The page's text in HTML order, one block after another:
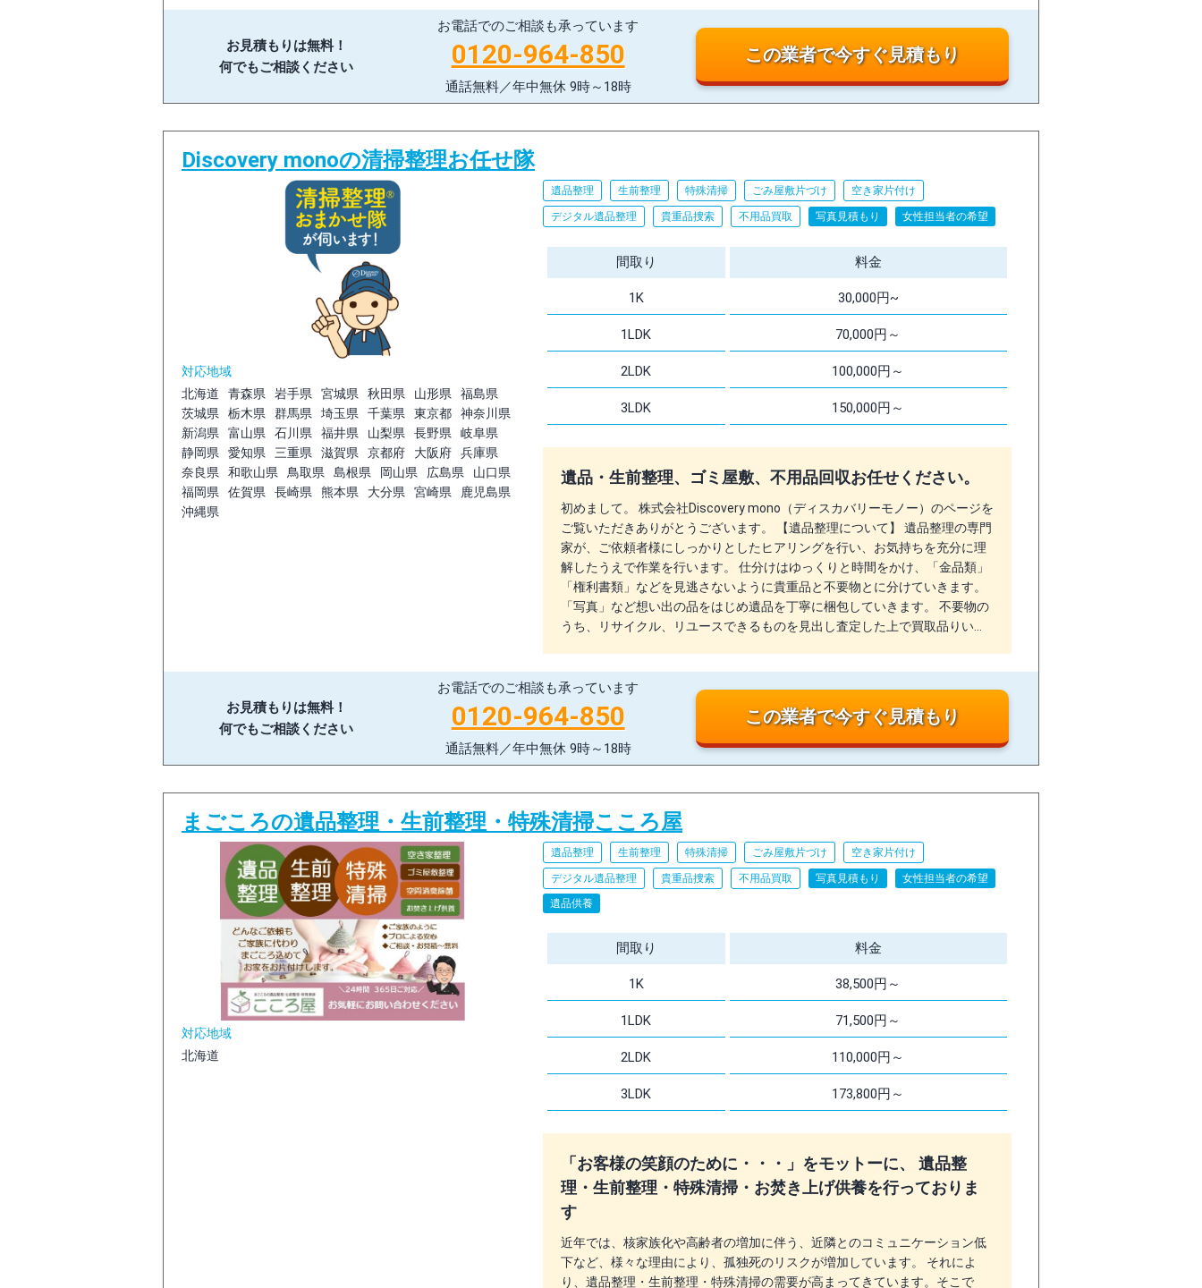
お見積もりは無料！
何でもご相談ください
お電話でのご相談も承っています
0120-964-850
通話無料／年中無休 9時～18時
この業者で今すぐ見積もり
Discovery monoの清掃整理お任せ隊
対応地域
北海道
青森県 岩手県 宮城県 秋田県 山形県
福島県
茨城県
栃木県 群馬県 埼玉県 千葉県 東京都
神奈川県
新潟県
富山県 石川県 福井県 山梨県 長野県
岐阜県
静岡県
愛知県 三重県 滋賀県 京都府 大阪府
兵庫県
奈良県
和歌山県 鳥取県 島根県 岡山県 広島県
山口県
福岡県
佐賀県 長崎県 熊本県 大分県 宮崎県
鹿児島県
沖縄県
遺品整理 生前整理 特殊清掃 ごみ屋敷片づけ 空き家片付け
デジタル遺品整理 貴重品捜索 不用品買取 写真見積もり 女性担当者の希望
間取り 料金
1K 30,000円~
1LDK 70,000円～
2LDK 100,000円～
3LDK 150,000円～
遺品・生前整理、ゴミ屋敷、不用品回収お任せください。
初めまして。 株式会社Discovery mono（ディスカバリーモノー）のページを
ご覧いただきありがとうございます。 【遺品整理について】 遺品整理の専門
家が、ご依頼者様にしっかりとしたヒアリングを行い、お気持ちを充分に理
解したうえで作業を行います。 仕分けはゆっくりと時間をかけ、「金品類」
「権利書類」などを見逃さないように貴重品と不要物とに分けていきます。
「写真」など想い出の品をはじめ遺品を丁寧に梱包していきます。 不要物の
うち、リサイクル、リユースできるものを見出し査定した上で買取品りい…
お見積もりは無料！
何でもご相談ください
お電話でのご相談も承っています
0120-964-850
通話無料／年中無休 9時～18時
この業者で今すぐ見積もり
まごころの遺品整理・生前整理・特殊清掃こころ屋
対応地域
北海道
遺品整理 生前整理 特殊清掃 ごみ屋敷片づけ 空き家片付け
デジタル遺品整理 貴重品捜索 不用品買取 写真見積もり
女性担当者の希望
遺品供養
間取り 料金
1K 38,500円～
1LDK 71,500円～
2LDK 110,000円～
3LDK 173,800円～
「お客様の笑顔のために・・・」をモットーに、 遺品整
理・生前整理・特殊清掃・お焚き上げ供養を行っておりま
す
近年では、核家族化や高齢者の増加に伴う、近隣とのコミュニケーション低
下など、様々な理由により、孤独死のリスクが増加しています。 それによ
り、遺品整理・生前整理・特殊清掃の需要が高まってきています。そこで